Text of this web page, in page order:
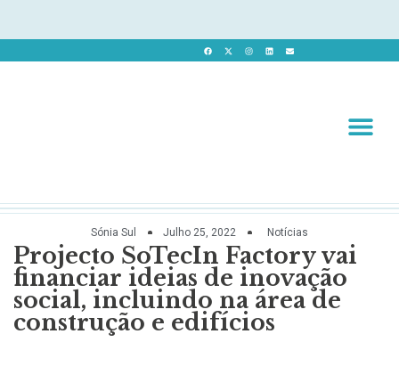
Sónia Sul Julho 25, 2022 Notícias
Projecto SoTecIn Factory vai
financiar ideias de inovação
social, incluindo na área de
construção e edifícios